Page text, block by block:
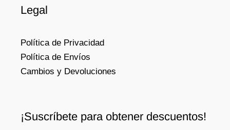
Legal
Política de Privacidad
Política de Envíos
Cambios y Devoluciones
¡Suscríbete para obtener descuentos!